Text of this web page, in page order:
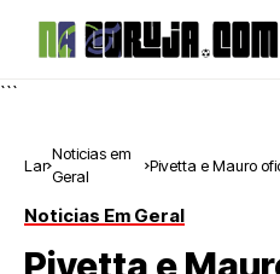
```
Lar
Noticias em
Geral
Pivetta e Mauro
Noticias Em Geral